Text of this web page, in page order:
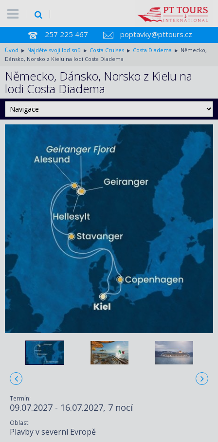
257 225 467 poptavky@pttours.cz
Úvod Najděte svoji loď snů Costa Cruises Costa Diadema
Německo,
Dánsko, Norsko z Kielu na lodi Costa Diadema
Německo, Dánsko, Norsko z Kielu na
lodi Costa Diadema
Termín:
09.07.2027 - 16.07.2027, 7 nocí
Oblast:
Plavby v severní Evropě